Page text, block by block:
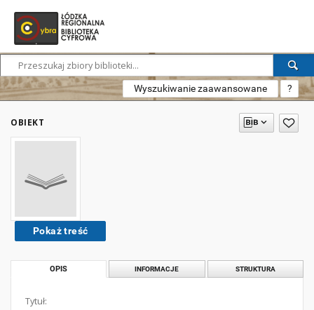
Wyszukiwanie zaawansowane ?
OBIEKT
Pokaż treść
OPIS INFORMACJE STRUKTURA
Tytuł: